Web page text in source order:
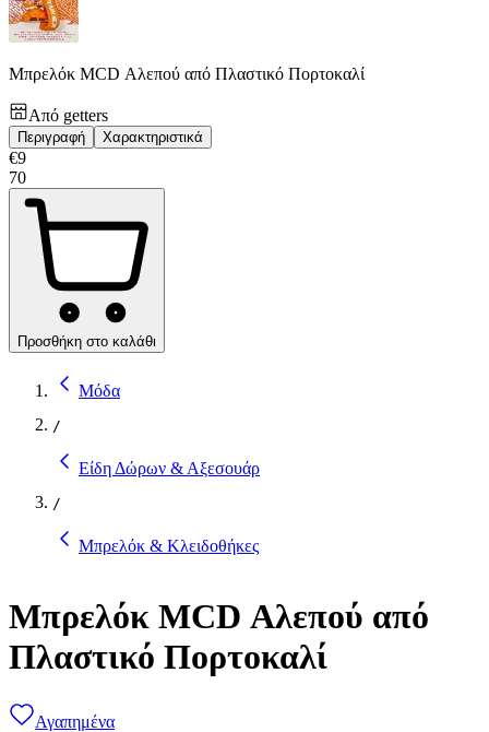
Μπρελόκ MCD Αλεπού από Πλαστικό Πορτοκαλί
Από getters
Περιγραφή Χαρακτηριστικά
€9
70
Προσθήκη στο καλάθι
Μόδα
/
Είδη Δώρων & Αξεσουάρ
/
Μπρελόκ & Κλειδοθήκες
Μπρελόκ MCD Αλεπού από
Πλαστικό Πορτοκαλί
Αγαπημένα